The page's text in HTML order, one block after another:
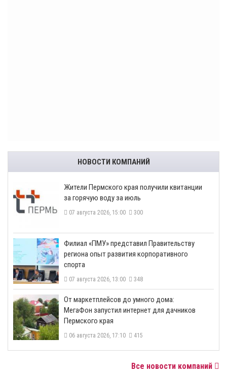
НОВОСТИ КОМПАНИЙ
​Жители Пермского края получили квитанции
за горячую воду за июль
07 августа 2026, 15:00 300
​Филиал «ПМУ» представил Правительству
региона опыт развития корпоративного
спорта
07 августа 2026, 13:00 348
От маркетплейсов до умного дома:
МегаФон запустил интернет для дачников
Пермского края
06 августа 2026, 17:10 415
Все новости компаний